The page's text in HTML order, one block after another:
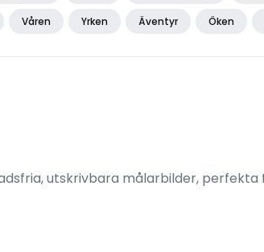
Våren Yrken Äventyr Öken
utskrivbara målarbilder,